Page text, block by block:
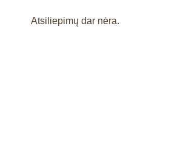
Atsiliepimų dar nėra.